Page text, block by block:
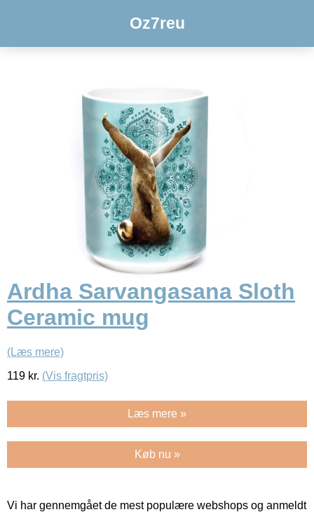
Oz7reu
Ardha Sarvangasana Sloth
Ceramic mug
(Læs mere)
119 kr. (Vis fragtpris)
Læs mere »
Køb nu »
Vi har gennemgået de mest populære webshops og anmeldt